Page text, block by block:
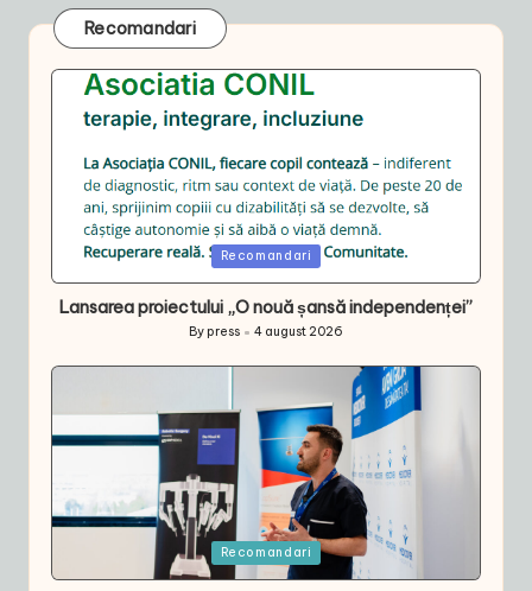
Recomandari
Posted
in
Recomandari
Lansarea proiectului „O nouă șansă independenței”
Posted
by
By press 4 august 2026
in
Recomandari